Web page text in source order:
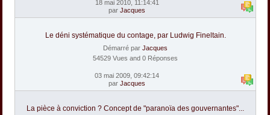
18 mai 2010, 11:14:41
par Jacques
Le déni systématique du contage, par Ludwig Fineltain.
Démarré par Jacques
54529 Vues and 0 Réponses
03 mai 2009, 09:42:14
par Jacques
La pièce à conviction ? Concept de "paranoïa des gouvernantes"...